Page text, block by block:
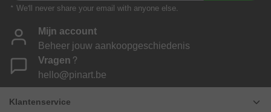
* We'll never share your email with anyone else.
Mijn account
Beheer jouw aankoopgeschiedenis
Vragen?
hello@pinart.be
Klantenservice